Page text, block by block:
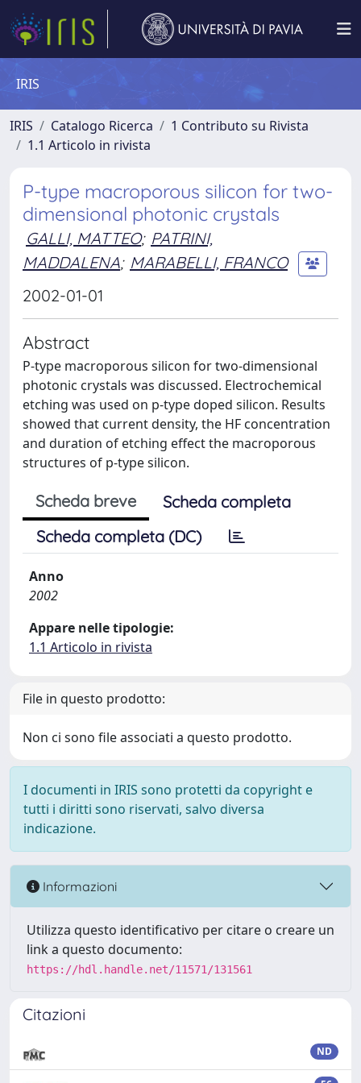
IRIS
IRIS Catalogo Ricerca
1 Contributo su Rivista
1.1 Articolo in rivista
P-type macroporous silicon for two-
dimensional photonic crystals
GALLI, MATTEO; PATRINI,
MADDALENA; MARABELLI, FRANCO
2002-01-01
Abstract
P-type macroporous silicon for two-dimensional
photonic crystals was discussed. Electrochemical
etching was used on p-type doped silicon. Results
showed that current density, the HF concentration
and duration of etching effect the macroporous
structures of p-type silicon.
Scheda breve
Scheda completa
Scheda completa (DC)
Anno
2002
Appare nelle tipologie:
1.1 Articolo in rivista
File in questo prodotto:
Non ci sono file associati a questo prodotto.
I documenti in IRIS sono protetti da copyright e
tutti i diritti sono riservati, salvo diversa
indicazione.
Informazioni
Utilizza questo identificativo per citare o creare un
link a questo documento:
https://hdl.handle.net/11571/131561
Citazioni
ND